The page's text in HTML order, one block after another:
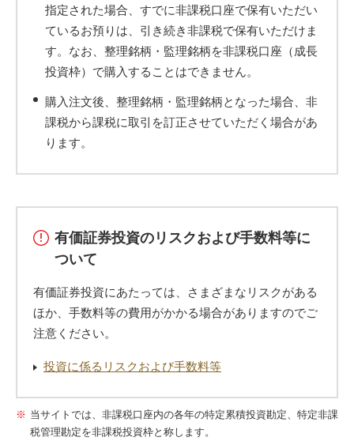
指定された場合、すでに非課税口座で保有いただい
ているお預りは、引き続き非課税で保有いただけま
す。なお、整理銘柄・監理銘柄を非課税口座（成長
投資枠）で購入することはできません。
購入注文後、整理銘柄・監理銘柄となった場合、非
課税から課税に取引を訂正させていただく場合があ
ります。
有価証券投資のリスクおよび手数料等に
ついて
有価証券投資にあたっては、さまざまなリスクがある
ほか、手数料等の費用がかかる場合がありますのでご
注意ください。
投資に係るリスクおよび手数料等
当サイトでは、非課税口座内の各年の特定累積投資勘定、特定非課
税管理勘定を非課税投資枠と称します。